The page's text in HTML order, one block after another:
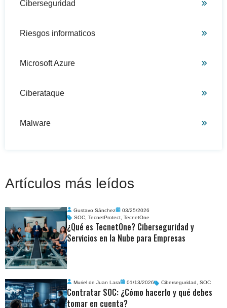
Ciberseguridad
Riesgos informaticos
Microsoft Azure
Ciberataque
Malware
Artículos más leídos
Gustavo Sánchez
03/25/2026
SOC,TecnetProtect,TecnetOne
¿Qué es TecnetOne? Ciberseguridad y
Servicios en la Nube para Empresas
Muriel de Juan Lara 01/13/2026 Ciberseguridad ,SOC
Contratar SOC: ¿Cómo hacerlo y qué debes
tomar en cuenta?